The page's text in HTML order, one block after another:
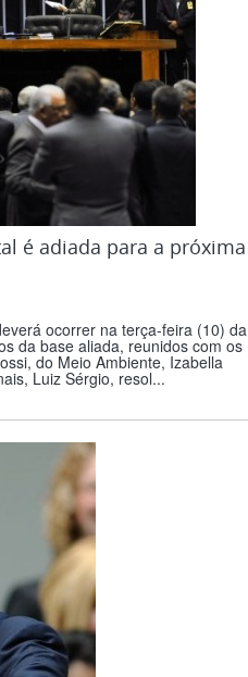
é adiada para a próxima
ocorrer na terça-feira (10) da
da base aliada, reunidos com os
do Meio Ambiente, Izabella
Luiz Sérgio, resol...